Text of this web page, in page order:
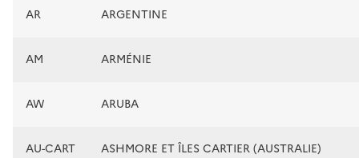
AR ARGENTINE
AM ARMÉNIE
AW ARUBA
AU-CART ASHMORE ET ÎLES CARTIER (AUSTRALIE)